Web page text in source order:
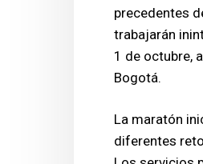
precedentes
trabajarán
1 de octubre,
Bogotá.
La maratón
diferentes